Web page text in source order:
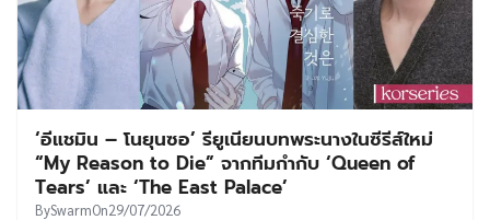
‘อีแชมิน – โนยุนซอ’ รียูเนียนบทพระนางในซีรีส์ใหม่
“My Reason to Die” จากทีมกำกับ ‘Queen of
Tears’ และ ‘The East Palace’
BySwarmOn29/07/2026